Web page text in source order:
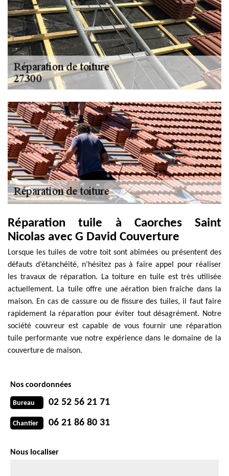
Réparation tuile à Caorches Saint
Nicolas avec G David Couverture
Lorsque les tuiles de votre toit sont abîmées ou présentent des
défauts d’étanchéité, n’hésitez pas à faire appel pour réaliser
les travaux de réparation. La toiture en tuile est très utilisée
actuellement. La tuile offre une aération bien fraîche dans la
maison. En cas de cassure ou de fissure des tuiles, il faut faire
rapidement la réparation pour éviter tout désagrément. Notre
société couvreur est capable de vous fournir une réparation
tuile performante vue notre expérience dans le domaine de la
couverture de maison.
Nos coordonnées
Bureau 02 52 56 21 71
Chantier 06 21 86 80 31
Nous localiser